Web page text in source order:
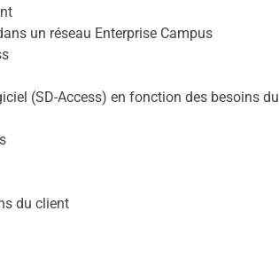
un réseau Enterprise Campus
(SD-Access) en fonction des besoins du
du client